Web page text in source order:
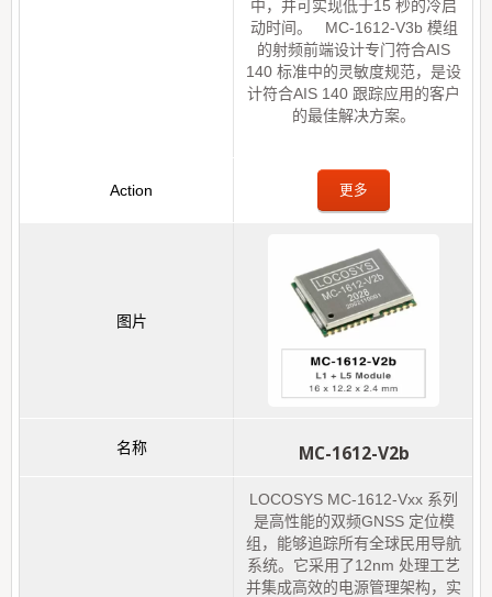
中，并可实现低于15 秒的冷启
动时间。 MC-1612-V3b 模组
的射频前端设计专门符合AIS
140 标准中的灵敏度规范，是设
计符合AIS 140 跟踪应用的客户
的最佳解决方案。
更多
MC-1612-V2b
LOCOSYS MC-1612-Vxx 系列
是高性能的双频GNSS 定位模
组，能够追踪所有全球民用导航
系统。它采用了12nm 处理工艺
并集成高效的电源管理架构，实